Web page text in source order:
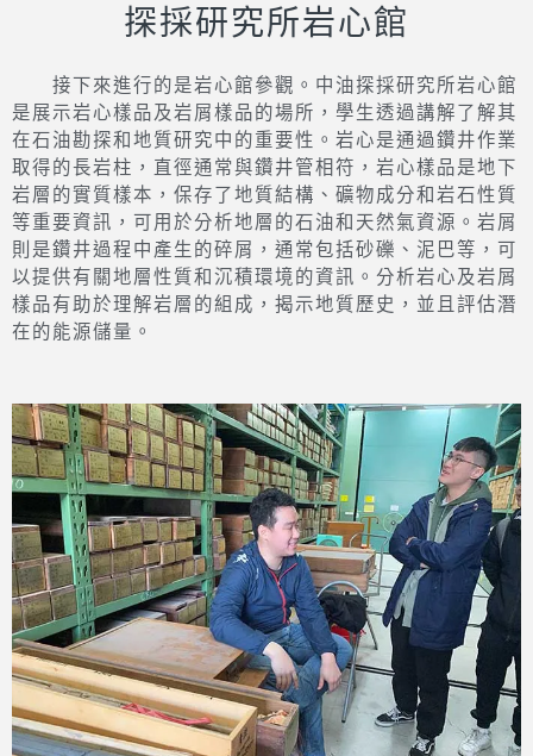
探採研究所岩心館
接下來進行的是岩心館參觀。中油探採研究所岩心館
是展示岩心樣品及岩屑樣品的場所，學生透過講解了解其
在石油勘探和地質研究中的重要性。岩心是通過鑽井作業
取得的長岩柱，直徑通常與鑽井管相符，岩心樣品是地下
岩層的實質樣本，保存了地質結構、礦物成分和岩石性質
等重要資訊，可用於分析地層的石油和天然氣資源。岩屑
則是鑽井過程中產生的碎屑，通常包括砂礫、泥巴等，可
以提供有關地層性質和沉積環境的資訊。分析岩心及岩屑
樣品有助於理解岩層的組成，揭示地質歷史，並且評估潛
在的能源儲量。